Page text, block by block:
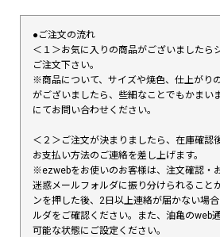
●ご注文の流れ
＜１＞お気に入りの商品がございましたら
ご注文下さい。
※商品について、サイズや焼色、仕上がり
がございましたら、些細なことでもかまい
にてお問い合わせください。
＜２＞ご注文が決まりましたら、在庫確認
お支払い方法のご連絡を差し上げます。
※ezwebをお使いのお客様は、注文確認・
迷惑メールフォルダに振り分けられること
ンを押した後、2日以上連絡が届かない場
ルダをご確認ください。また、油亀のweb
可能な状態にご設定ください。